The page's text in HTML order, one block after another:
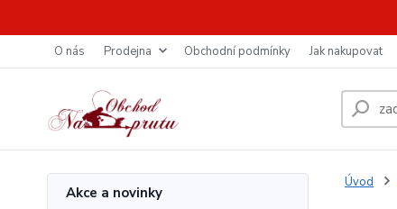
O nás Prodejna Obchodní podmínky Jak nakupovat
Akce a novinky
Úvod